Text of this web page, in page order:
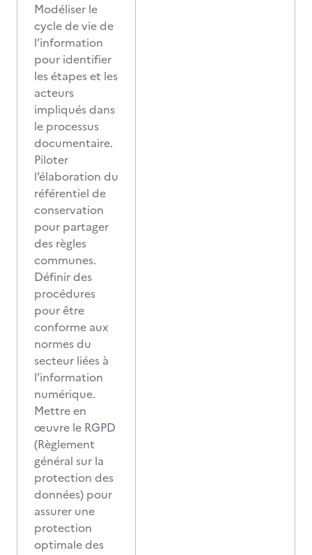
Modéliser le
cycle de vie de
l’information
pour identifier
les étapes et les
acteurs
impliqués dans
le processus
documentaire.
Piloter
l’élaboration du
référentiel de
conservation
pour partager
des règles
communes.
Définir des
procédures
pour être
conforme aux
normes du
secteur liées à
l’information
numérique.
Mettre en
œuvre le RGPD
(Règlement
général sur la
protection des
données) pour
assurer une
protection
optimale des